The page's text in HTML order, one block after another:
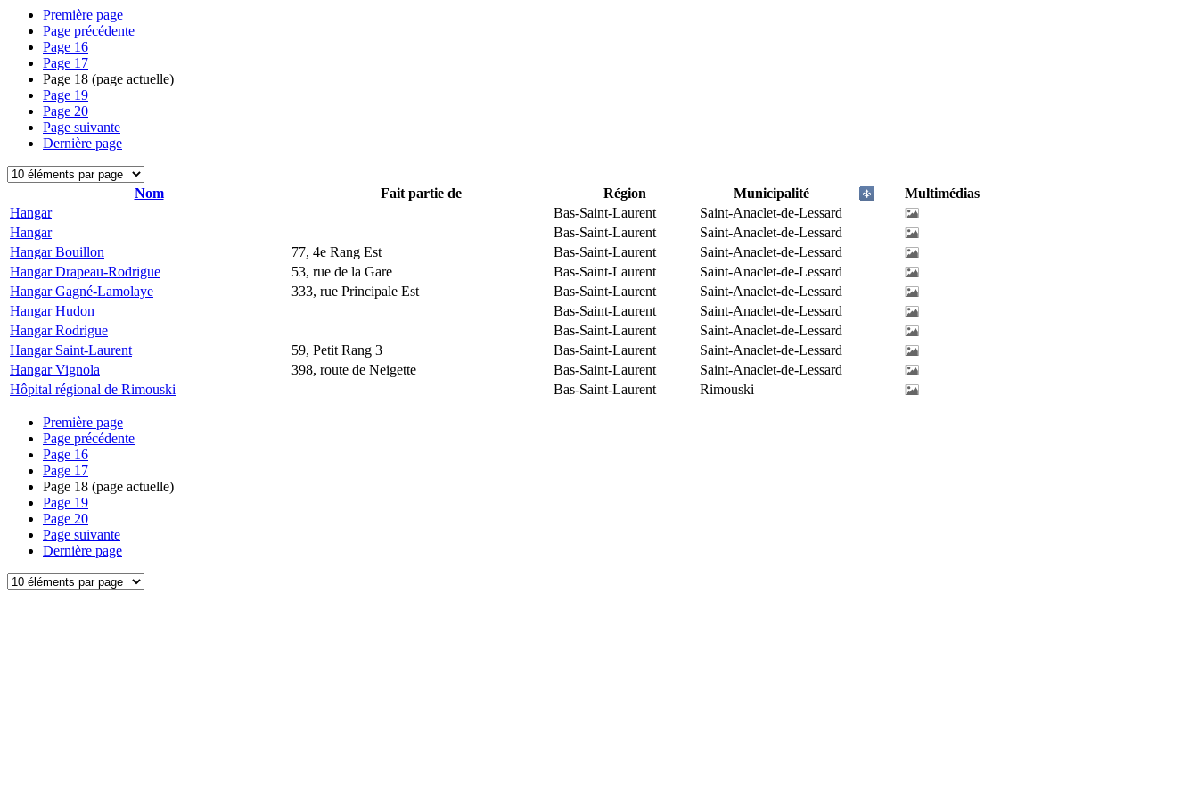
Première page
Page précédente
Page 16
Page 17
Page 18 (page actuelle)
Page 19
Page 20
Page suivante
Dernière page
Nom Fait partie de Région Municipalité
Multimédias
Hangar
Bas-Saint-Laurent
Saint-Anaclet-de-Lessard
Hangar
Bas-Saint-Laurent
Saint-Anaclet-de-Lessard
Hangar Bouillon
77, 4e Rang Est Bas-Saint-Laurent
Saint-Anaclet-de-Lessard
Hangar Drapeau-Rodrigue
53, rue de la Gare Bas-Saint-Laurent
Saint-Anaclet-de-Lessard
Hangar Gagné-Lamolaye
333, rue Principale Est Bas-Saint-Laurent
Saint-Anaclet-de-Lessard
Hangar Hudon
Bas-Saint-Laurent
Saint-Anaclet-de-Lessard
Hangar Rodrigue
Bas-Saint-Laurent
Saint-Anaclet-de-Lessard
Hangar Saint-Laurent
59, Petit Rang 3 Bas-Saint-Laurent
Saint-Anaclet-de-Lessard
Hangar Vignola
398, route de Neigette Bas-Saint-Laurent
Saint-Anaclet-de-Lessard
Hôpital régional de Rimouski
Bas-Saint-Laurent Rimouski
Première page
Page précédente
Page 16
Page 17
Page 18 (page actuelle)
Page 19
Page 20
Page suivante
Dernière page